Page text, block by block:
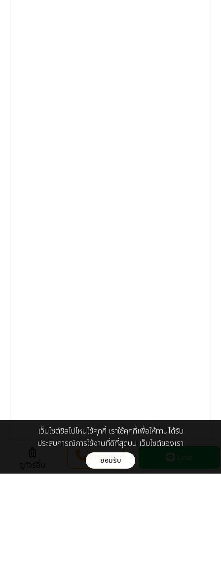
luggage
ดูทัวร์อื่น
โทรจอง Line
เว็บไซต์ชิลไปไหนใช้คุกกี้ เราใช้คุกกี้เพื่อให้ท่านได้รับ
ประสบการณ์การใช้งานที่ดีที่สุดบน เว็บไซต์ของเรา
ยอมรับ